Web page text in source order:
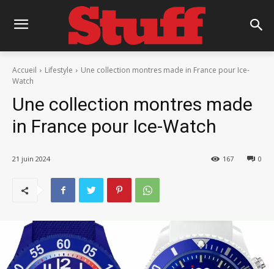
Accueil Lifestyle
Une collection montres made in France pour Ice-
Watch
Une collection montres made
in France pour Ice-Watch
21 juin 2024 0
167